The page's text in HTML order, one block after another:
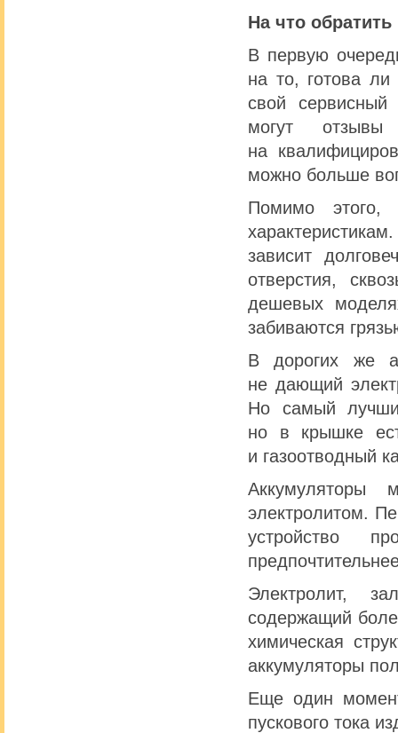
На что
В первую
на то, готова
свой
могут
на
можно больше
Помимо этого,
зависит
отверстия,
дешевых
забиваются
В дорогих же
не дающий
Но самый
но в крышке
и газоотводный
электролитом.
устройство
Электролит,
содержащий
химическая
аккумуляторы
Еще один
пускового тока